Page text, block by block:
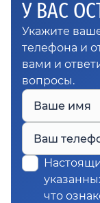
У ВАС
Укажите
телефона и
вами и
вопросы.
Ваше имя
Ваш
что